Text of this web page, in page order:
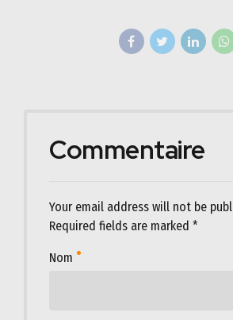
Commentaire
Your email address will not be
Required fields are marked *
Nom